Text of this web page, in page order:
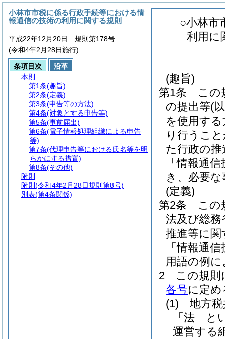
○小林市
利用に
(趣旨)
第1条
この
の提出等(
を使用す
り行うこ
た行政の
「情報通
き、必要
(定義)
第2条
この
法及び総
推進等に関
「情報通
用語の例
2
この規
各号に定
(1)
地方
「法」と
運営する
小林市市税に係る行政手続等における情
報通信の技術の利用に関する規則
平成22年12月20日 規則第178号
(令和4年2月28日施行)
条項目次
沿革
本則
第1条(趣旨)
第2条(定義)
第3条(申告等の方法)
第4条(対象とする申告等)
第5条(事前届出)
第6条(電子情報処理組織による申告
等)
第7条(代理申告等における氏名等を明
らかにする措置)
第8条(その他)
附則
附則 (令和4年2月28日規則第8号)
別表(第4条関係)